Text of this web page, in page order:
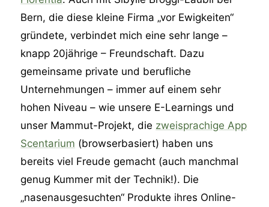
Bern, die diese kleine Firma „vor Ewigkeiten“
gründete, verbindet mich eine sehr lange –
knapp 20jährige – Freundschaft. Dazu
gemeinsame private und berufliche
Unternehmungen – immer auf einem sehr
hohen Niveau – wie unsere E-Learnings und
unser Mammut-Projekt, die zweisprachige App
Scentarium (browserbasiert) haben uns
bereits viel Freude gemacht (auch manchmal
genug Kummer mit der Technik!). Die
„nasenausgesuchten“ Produkte ihres Online-